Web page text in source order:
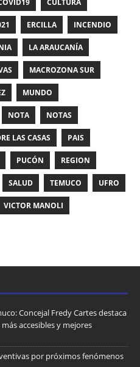
ERCILLA INCENDIO
LA ARAUCANÍA
MACROZONA SUR
MUNDO
NOTA NOTAS
LAS CASAS PAIS
PUCÓN REGION
SALUD TEMUCO UFRO
VICTOR MANOLI
Concejal Fredy Cartes destaca
accesibles y mejores
por próximos fenómenos